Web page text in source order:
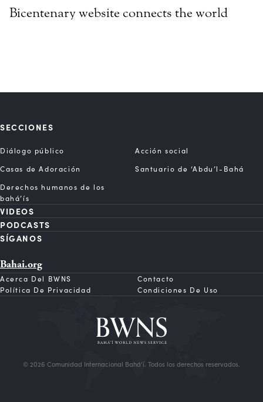
Bicentenary website connects the world
SECCIONES
Diálogo público
Acción social
Casas de Adoración
Santuario de ‘Abdu’l-Bahá
Derechos humanos de los
bahá’ís
VIDEOS
PODCASTS
SÍGANOS
Bahai.org
Acerca Del BWNS
Contacto
Política De Privacidad
Condiciones De Uso
© 2026 Comunidad Internacional Bahá’í. Todos los derechos reservados.